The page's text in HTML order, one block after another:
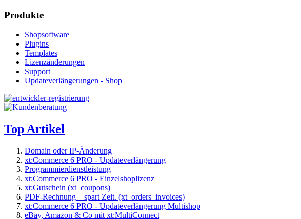
Produkte
Shopsoftware
Plugins
Templates
Lizenzänderungen
Support
Updateverlängerungen - Shop
Top Artikel
Domain oder IP-Änderung
xt:Commerce 6 PRO - Updateverlängerung
Programmierdienstleistung
xt:Commerce 6 PRO - Einzelshoplizenz
xt:Gutschein (xt_coupons)
PDF-Rechnung – spart Zeit. (xt_orders_invoices)
xt:Commerce 6 PRO - Updateverlängerung Multishop
eBay, Amazon & Co mit xt:MultiConnect